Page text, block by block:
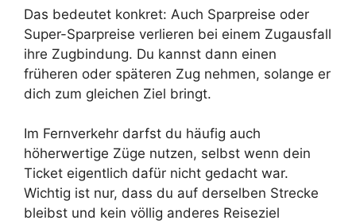
Das bedeutet konkret: Auch Sparpreise oder
Super-Sparpreise verlieren bei einem Zugausfall
ihre Zugbindung. Du kannst dann einen
früheren oder späteren Zug nehmen, solange er
dich zum gleichen Ziel bringt.
Im Fernverkehr darfst du häufig auch
höherwertige Züge nutzen, selbst wenn dein
Ticket eigentlich dafür nicht gedacht war.
Wichtig ist nur, dass du auf derselben Strecke
bleibst und kein völlig anderes Reiseziel